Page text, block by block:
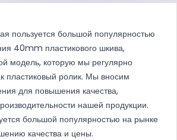
пользуется большой популярностью
40mm пластикового шкива,
модель, которую мы регулярно
пластиковый ролик. Мы вносим
для повышения качества,
нашей продукции.
большой популярностью на рынке
качества и цены.